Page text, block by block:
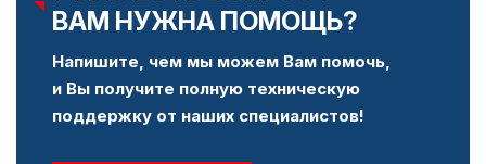
ВАМ НУЖНА ПОМОЩЬ?
Напишите, чем мы можем Вам помочь,
и Вы получите полную техническую
поддержку от наших специалистов!